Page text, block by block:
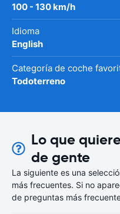
100 - 130 km/h
Idioma
English
Categoría de coche
Todoterreno
Lo que
de gente
La siguiente es una
más frecuentes. Si no
de preguntas más